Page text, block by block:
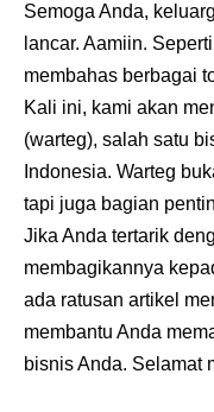
Semoga Anda,
lancar. Aamiin.
membahas berbagai
Kali ini, kami akan
(warteg), salah satu
Indonesia. Warteg
tapi juga bagian
Jika Anda tertarik
membagikannya
ada ratusan artikel
membantu Anda
bisnis Anda. Selamat